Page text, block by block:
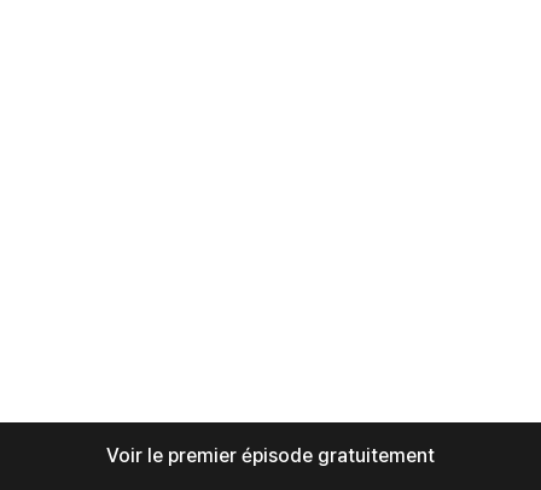
Voir le premier épisode gratuitement